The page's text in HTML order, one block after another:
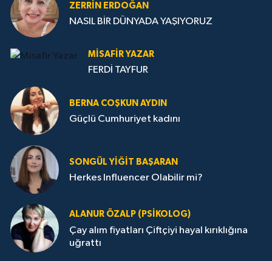
ZERRIN ERDOĞAN
NASIL BİR DÜNYADA YAŞIYORUZ
MISAFIR YAZAR
FERDİ TAYFUR
BERNA COŞKUN AYDIN
Güçlü Cumhuriyet kadını
SONGÜL YIĞIT BAŞARAN
Herkes Influencer Olabilir mi?
ALANUR ÖZALP (PSIKOLOG)
Çay alım fiyatları Çiftçiyi hayal kırıklığına
uğrattı